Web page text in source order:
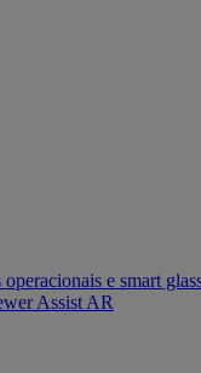
operacionais e smart
Assist AR